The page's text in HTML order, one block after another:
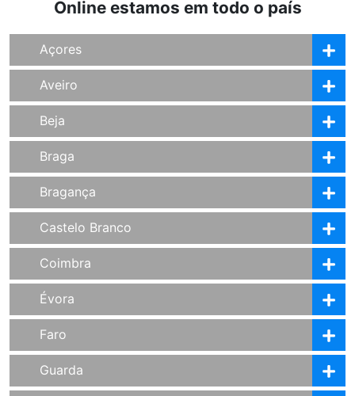
Online estamos em todo o país
Açores
Aveiro
Beja
Braga
Bragança
Castelo Branco
Coimbra
Évora
Faro
Guarda